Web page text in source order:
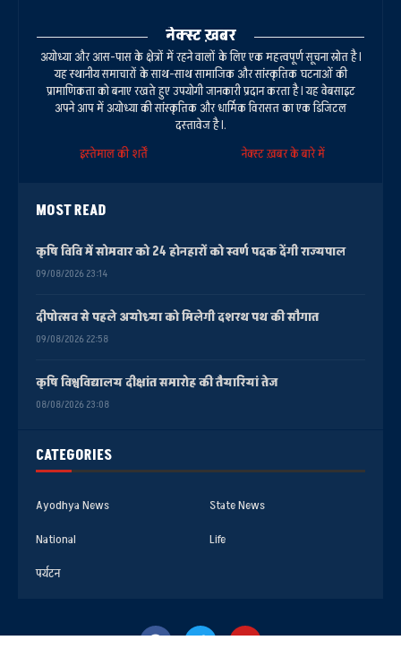
CATEGORIES
Ayodhya News
State News
National
Life
पर्यटन
नेक्स्ट ख़बर
अयोध्या और आस-पास के क्षेत्रों में रहने वालों के लिए एक महत्वपूर्ण सूचना स्रोत है।
यह स्थानीय समाचारों के साथ-साथ सामाजिक और सांस्कृतिक घटनाओं की
प्रामाणिकता को बनाए रखते हुए उपयोगी जानकारी प्रदान करता है। यह वेबसाइट
अपने आप में अयोध्या की सांस्कृतिक और धार्मिक विरासत का एक डिजिटल
दस्तावेज है।.
इस्तेमाल की शर्तें
नेक्स्ट ख़बर के बारे में
MOST READ
कृषि विवि में सोमवार को 24 होनहारों को स्वर्ण पदक देंगी राज्यपाल
09/08/2026 23:14
दीपोत्सव से पहले अयोध्या को मिलेगी दशरथ पथ की सौगात
09/08/2026 22:58
कृषि विश्वविद्यालय दीक्षांत समारोह की तैयारियां तेज
08/08/2026 23:08